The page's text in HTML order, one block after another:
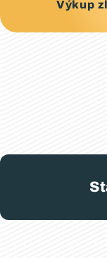
Výkup